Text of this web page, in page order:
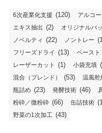
6次産業化支援 (120) アルコ
エキス抽出 (2) オリジナルパ
ノベルティ (22) ノントレー
フリーズドライ (13) ペースト
レーザーカット (1) 小袋充填
混合（ブレンド） (53) 温風乾
瓶詰め (23) 発酵技術 (46)
粉砕／微粉砕 (66) 缶詰技術
野菜の1次加工 (43)